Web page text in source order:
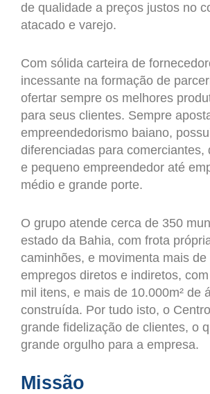
de qualidade a preços justos no
atacado e varejo.
Com sólida carteira de
incessante na formação de
ofertar sempre os melhores
para seus clientes. Sempre
empreendedorismo baiano,
diferenciadas para comerciantes,
e pequeno empreendedor até
médio e grande porte.
O grupo atende cerca de 350
estado da Bahia, com frota
caminhões, e movimenta mais de
empregos diretos e indiretos,
mil itens, e mais de 10.000m² de
construída. Por tudo isto, o
grande fidelização de clientes, o
grande orgulho para a empresa.
Missão